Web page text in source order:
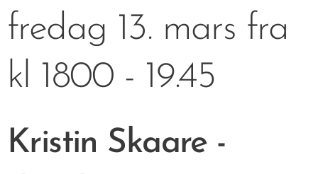
fredag 13. mars fra
kl 1800 - 19.45
Kristin Skaare -